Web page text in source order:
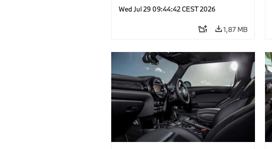
Wed Jul 29 09:44:42 CEST 2026
1,87 MB